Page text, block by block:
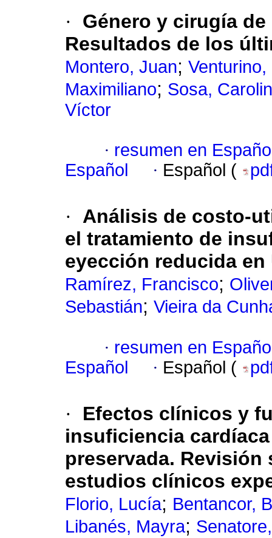
·
Género y cirugía
Resultados de los
Montero, Juan;
Maximiliano; Sosa,
Víctor
· resumen en
Español
· Español (
·
Análisis de costo-
el tratamiento de
eyección reducida en
Ramírez, Francisco;
Sebastián; Vieira da
· resumen en
Español
· Español (
·
Efectos clínicos y
insuficiencia
preservada.
estudios clínicos
Florio, Lucía; Bentancor,
Libanés, Mayra;